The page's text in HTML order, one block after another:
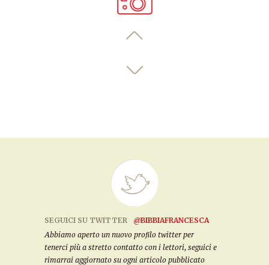
SEGUICI SU TWITTER
@BIBBIAFRANCESCA
Abbiamo aperto un nuovo profilo twitter per
tenerci più a stretto contatto con i lettori, seguici e
rimarrai aggiornato su ogni articolo pubblicato